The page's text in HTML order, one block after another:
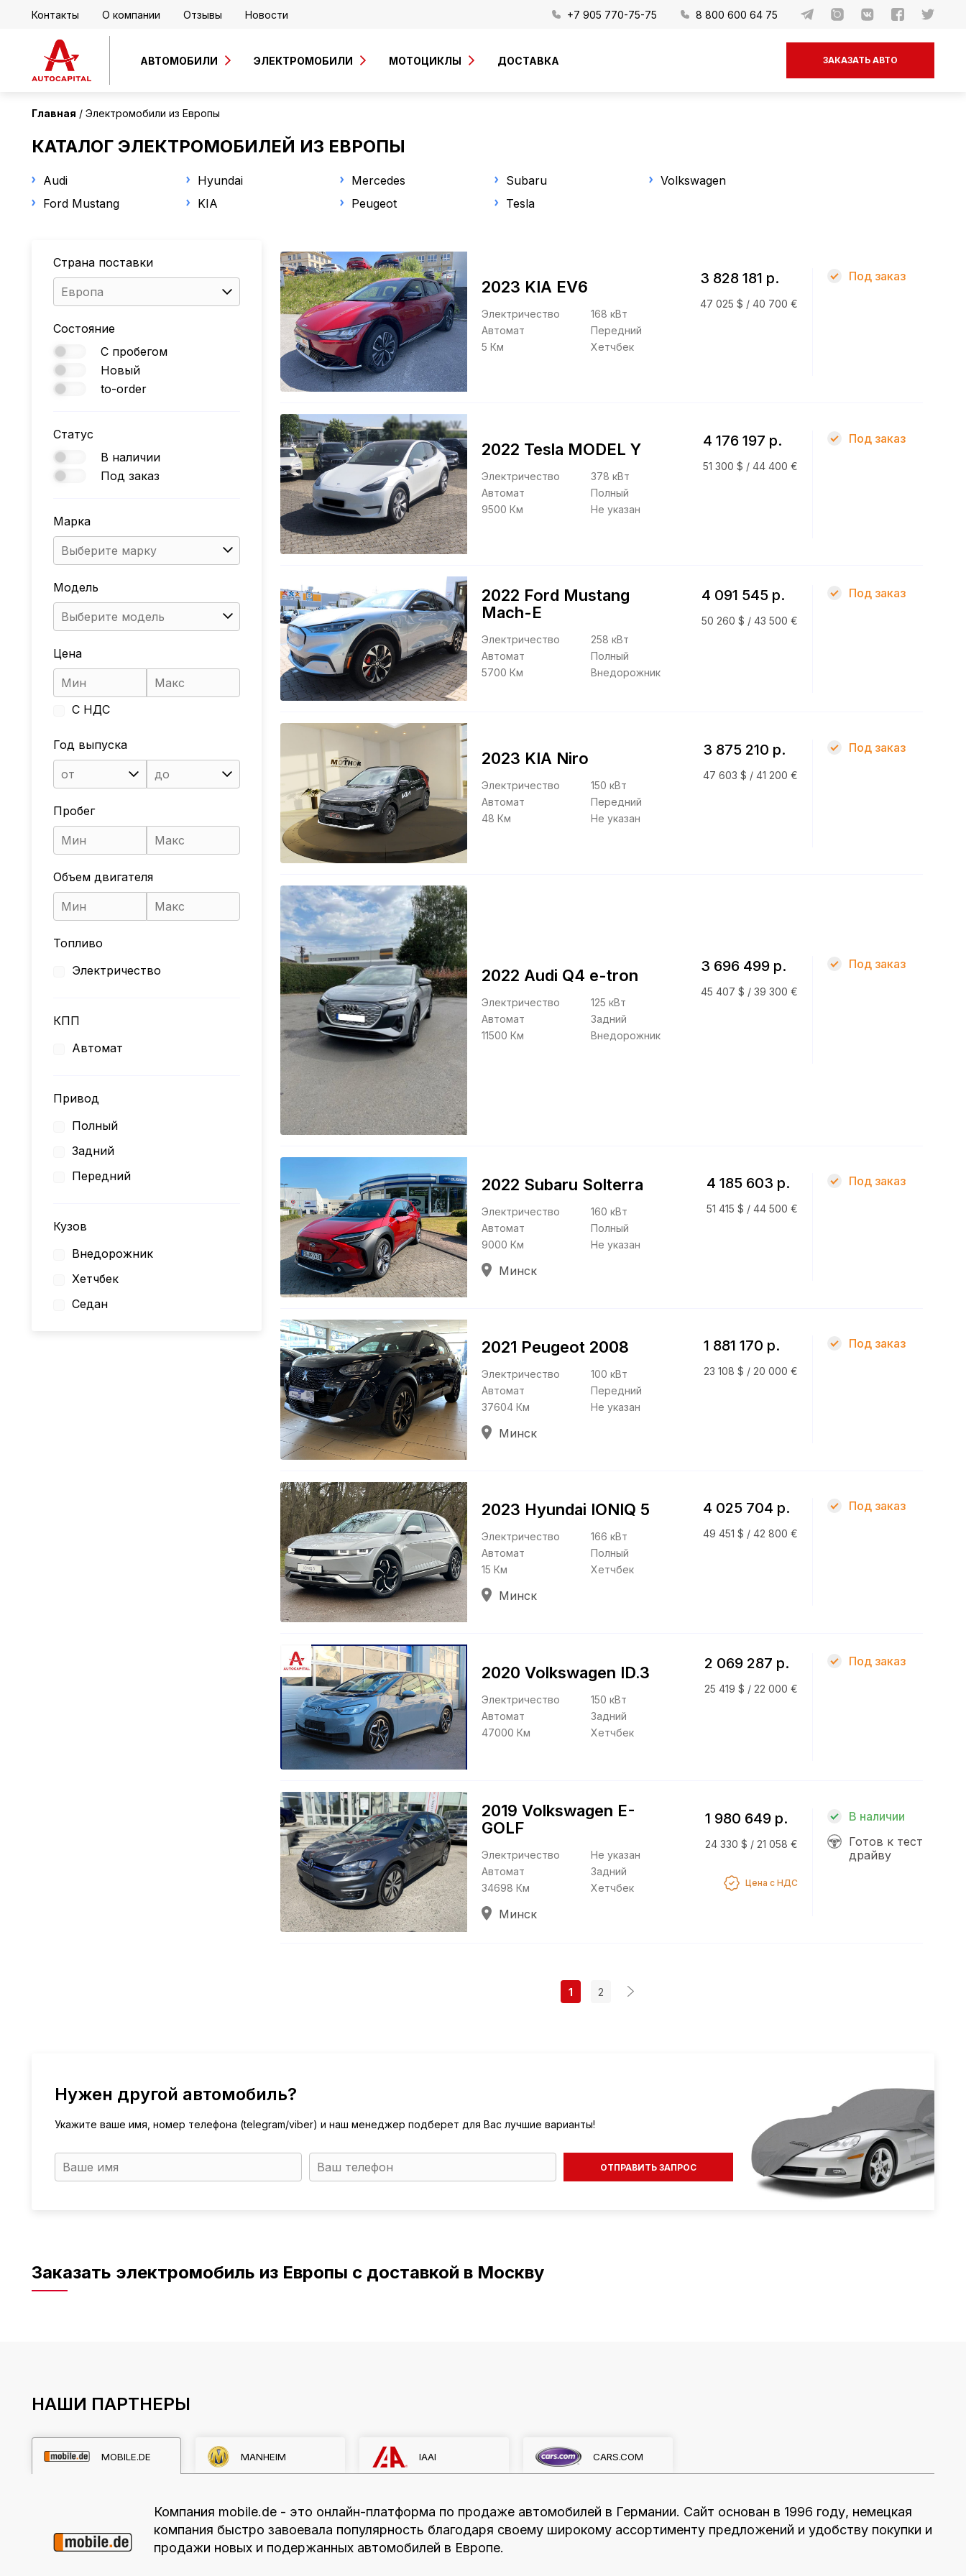
Контакты О компании Отзывы Новости +7 905 770-75-75 8 800 600 64 75
АВТОМОБИЛИ ЭЛЕКТРОМОБИЛИ МОТОЦИКЛЫ ДОСТАВКА ЗАКАЗАТЬ АВТО
Главная Электромобили из Европы
КАТАЛОГ ЭЛЕКТРОМОБИЛЕЙ ИЗ ЕВРОПЫ
Audi
Ford Mustang
Hyundai
KIA
Mercedes
Peugeot
Subaru
Tesla
Volkswagen
Страна поставки
Европа
Состояние
С пробегом
Новый
to-order
Статус
В наличии
Под заказ
Марка
Выберите марку
Модель
Выберите модель
Цена
С НДС
Год выпуска
от до
Пробег
Объем двигателя
Топливо
Электричество
КПП
Автомат
Привод
Полный
Задний
Передний
Кузов
Внедорожник
Хетчбек
Седан
2023 KIA EV6
Электричество
168 кВт
Автомат
Передний
5 Км
Хетчбек
3 828 181 р.
47 025 $ / 40 700 €
Под заказ
2022 Tesla MODEL Y
Электричество
378 кВт
Автомат
Полный
9500 Км
Не указан
4 176 197 р.
51 300 $ / 44 400 €
Под заказ
2022 Ford Mustang
Mach-E
Электричество
258 кВт
Автомат
Полный
5700 Км
Внедорожник
4 091 545 р.
50 260 $ / 43 500 €
Под заказ
2023 KIA Niro
Электричество
150 кВт
Автомат
Передний
48 Км
Не указан
3 875 210 р.
47 603 $ / 41 200 €
Под заказ
2022 Audi Q4 e-tron
Электричество
125 кВт
Автомат
Задний
11500 Км
Внедорожник
3 696 499 р.
45 407 $ / 39 300 €
Под заказ
2022 Subaru Solterra
Электричество
160 кВт
Автомат
Полный
9000 Км
Не указан
Минск
4 185 603 р.
51 415 $ / 44 500 €
Под заказ
2021 Peugeot 2008
Электричество
100 кВт
Автомат
Передний
37604 Км
Не указан
Минск
1 881 170 р.
23 108 $ / 20 000 €
Под заказ
2023 Hyundai IONIQ 5
Электричество
166 кВт
Автомат
Полный
15 Км
Хетчбек
Минск
4 025 704 р.
49 451 $ / 42 800 €
Под заказ
2020 Volkswagen ID.3
Электричество
150 кВт
Автомат
Задний
47000 Км
Хетчбек
2 069 287 р.
25 419 $ / 22 000 €
Под заказ
2019 Volkswagen E-
GOLF
Электричество
Не указан
Автомат
Задний
34698 Км
Хетчбек
Минск
1 980 649 р.
24 330 $ / 21 058 €
Цена с НДС
В наличии
Готов к тест
драйву
1 2
Нужен другой автомобиль?
Укажите ваше имя, номер телефона (telegram/viber) и наш менеджер подберет для Вас лучшие варианты!
Заказать электромобиль из Европы с доставкой в Москву
НАШИ ПАРТНЕРЫ
MOBILE.DE MANHEIM IAAI CARS.COM
Компания mobile.de - это онлайн-платформа по продаже автомобилей в Германии. Сайт основан в 1996 году, немецкая
компания быстро завоевала популярность благодаря своему широкому ассортименту предложений и удобству покупки и
продажи новых и подержанных автомобилей в Европе.